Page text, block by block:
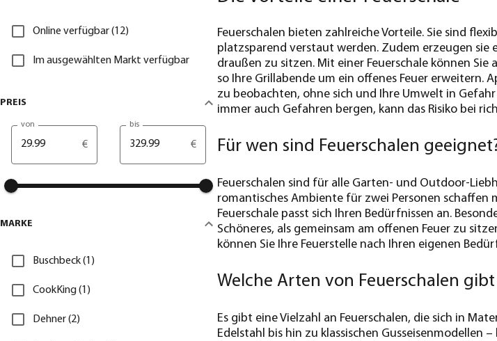
Online verfügbar (12)
Im ausgewählten Markt verfügbar
PREIS
von
€
bis
€
MARKE
Buschbeck (1)
CookKing (1)
Dehner (2)
Feuerschalen bieten zahlreiche Vorteile. Sie sind
platzsparend verstaut werden. Zudem erzeugen sie
draußen zu sitzen. Mit einer Feuerschale können Sie
so Ihre Grillabende um ein offenes Feuer erweitern.
zu beobachten, ohne sich und Ihre Umwelt in
immer auch Gefahren bergen, kann das Risiko bei
Für wen sind Feuerschalen
Feuerschalen sind für alle Garten- und Outdoor-
romantisches Ambiente für zwei Personen schaffen
Feuerschale passt sich Ihren Bedürfnissen an.
Schöneres, als gemeinsam am offenen Feuer zu
können Sie Ihre Feuerstelle nach Ihren eigenen
Welche Arten von Feuerschalen gibt
Es gibt eine Vielzahl an Feuerschalen, die sich in
Edelstahl bis hin zu klassischen Gusseisenmodellen